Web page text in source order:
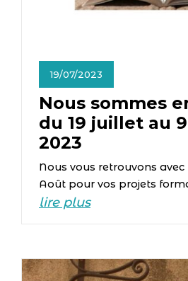
19/07/2023
Nous sommes
du 19 juillet au
2023
Nous vous retrouvons avec
Août pour vos projets
lire plus